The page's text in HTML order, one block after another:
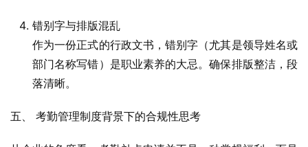
错别字与排版混乱
作为一份正式的行政文书，错别字（尤其是领导姓名或
部门名称写错）是职业素养的大忌。确保排版整洁，段
落清晰。
五、 考勤管理制度背景下的合规性思考